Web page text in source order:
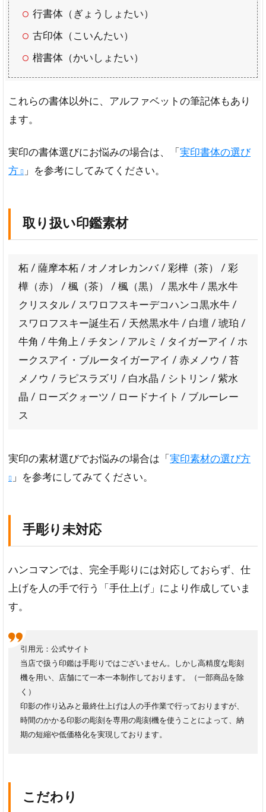
っ
ハン
利用
した
験
談】
行書体（ぎょうしょたい）
古印体（こいんたい）
楷書体（かいしょたい）
これらの書体以外に、アルファベットの筆記体もあり
ます。
実印の書体選びにお悩みの場合は、「 実印書体の選び
方
」を参考にしてみてください。
取り扱い印鑑素材
柘 / 薩摩本柘 / オノオレカンバ / 彩樺（茶） / 彩
樺（赤） / 楓（茶） / 楓（黒） / 黒水牛 / 黒水牛
クリスタル / スワロフスキーデコハンコ黒水牛 /
スワロフスキー誕生石 / 天然黒水牛 / 白壇 / 琥珀 /
牛角 / 牛角上 / チタン / アルミ / タイガーアイ / ホ
ークスアイ・ブルータイガーアイ / 赤メノウ / 苔
メノウ / ラピスラズリ / 白水晶 / シトリン / 紫水
晶 / ローズクォーツ / ロードナイト / ブルーレー
ス
実印の素材選びでお悩みの場合は「 実印素材の選び方
」を参考にしてみてください。
手彫り未対応
ハンコマンでは、完全手彫りには対応しておらず、仕
上げを人の手で行う「手仕上げ」により作成していま
す。
引用元：公式サイト
当店で扱う印鑑は手彫りではございません。しかし高精度な彫刻
機を用い、店舗にて一本一本制作しております。（一部商品を除
く）
印影の作り込みと最終仕上げは人の手作業で行っておりますが、
時間のかかる印影の彫刻を専用の彫刻機を使うことによって、納
期の短縮や低価格化を実現しております。
こだわり